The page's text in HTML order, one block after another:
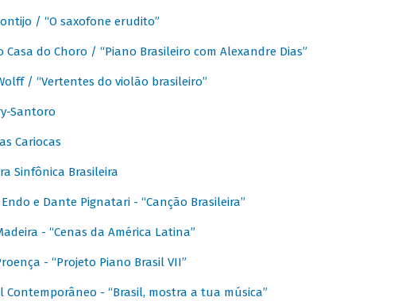
/ “O saxofone erudito”
do Choro / “Piano Brasileiro com Alexandre Dias”
/ “Vertentes do violão brasileiro”
Santoro
Cariocas
Sinfônica Brasileira
e Dante Pignatari - “Canção Brasileira”
- “Cenas da América Latina”
- “Projeto Piano Brasil VII”
Contemporâneo - “Brasil, mostra a tua música”